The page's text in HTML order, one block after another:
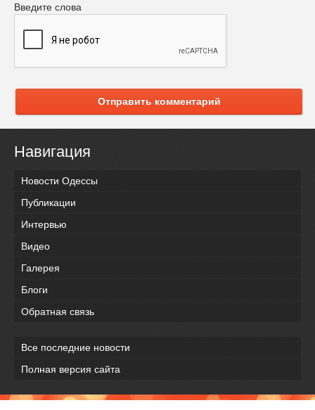
Введите слова
Отправить комментарий
Навигация
Новости Одессы
Публикации
Интервью
Видео
Галерея
Блоги
Обратная связь
Все последние новости
Полная версия сайта